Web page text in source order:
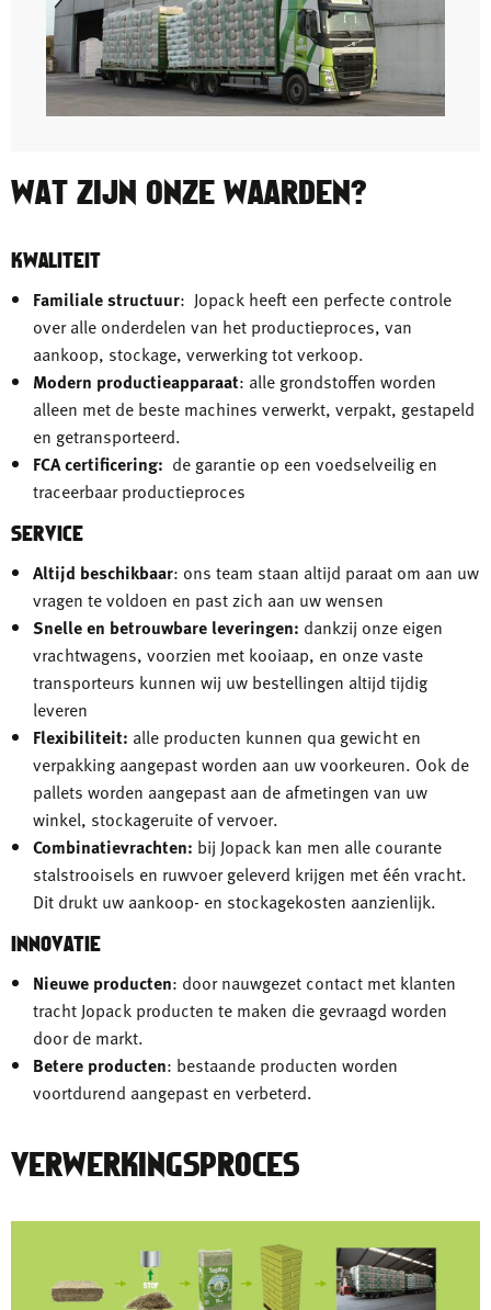
WAT ZIJN ONZE WAARDEN?
KWALITEIT
Familiale structuur: Jopack heeft een perfecte controle
over alle onderdelen van het productieproces, van
aankoop, stockage, verwerking tot verkoop.
Modern productieapparaat: alle grondstoffen worden
alleen met de beste machines verwerkt, verpakt, gestapeld
en getransporteerd.
FCA certificering: de garantie op een voedselveilig en
traceerbaar productieproces
SERVICE
Altijd beschikbaar: ons team staan altijd paraat om aan uw
vragen te voldoen en past zich aan uw wensen
Snelle en betrouwbare leveringen: dankzij onze eigen
vrachtwagens, voorzien met kooiaap, en onze vaste
transporteurs kunnen wij uw bestellingen altijd tijdig
leveren
Flexibiliteit: alle producten kunnen qua gewicht en
verpakking aangepast worden aan uw voorkeuren. Ook de
pallets worden aangepast aan de afmetingen van uw
winkel, stockageruite of vervoer.
Combinatievrachten: bij Jopack kan men alle courante
stalstrooisels en ruwvoer geleverd krijgen met één vracht.
Dit drukt uw aankoop- en stockagekosten aanzienlijk.
INNOVATIE
Nieuwe producten: door nauwgezet contact met klanten
tracht Jopack producten te maken die gevraagd worden
door de markt.
Betere producten: bestaande producten worden
voortdurend aangepast en verbeterd.
VERWERKINGSPROCES